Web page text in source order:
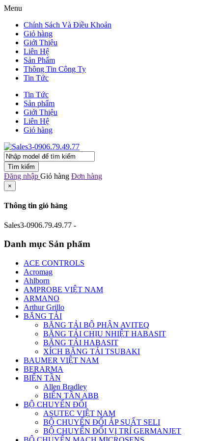
Menu
Chính Sách Và Điều Khoản
Giỏ hàng
Giới Thiệu
Liên Hệ
Sản Phẩm
Thông Tin Công Ty
Tin Tức
Tin Tức
Sản phẩm
Giới Thiệu
Liên Hệ
Giỏ hàng
Tìm kiếm
Đăng nhập Giỏ hàng Đơn hàng
×
Thông tin giỏ hàng
Sales3-0906.79.49.77 -
Danh mục Sản phẩm
ACE CONTROLS
Acromag
Ahlborn
AMPROBE VIỆT NAM
ARMANO
Arthur Grillo
BĂNG TẢI
BĂNG TẢI BỘ PHẬN AVITEQ
BĂNG TẢI CHỊU NHIỆT HABASIT
BĂNG TẢI HABASIT
XÍCH BĂNG TẢI TSUBAKI
BAUMER VIỆT NAM
BERARMA
BIẾN TẦN
Allen Bradley
BIẾN TẦN ABB
BỘ CHUYỂN ĐỔI
ASUTEC VIỆT NAM
BỘ CHUYỂN ĐỔI ÁP SUẤT SELI
BỘ CHUYỂN ĐỔI VỊ TRÍ GERMANJET